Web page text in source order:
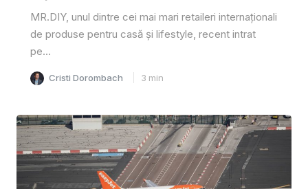
MR.DIY, unul dintre cei mai mari retaileri internaționali
de produse pentru casă și lifestyle, recent intrat
pe...
Cristi Dorombach 3 min